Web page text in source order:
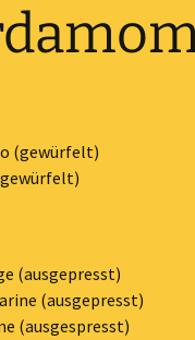
(gewürfelt)
(ausgepresst)
(ausgepresst)
(ausgespresst)